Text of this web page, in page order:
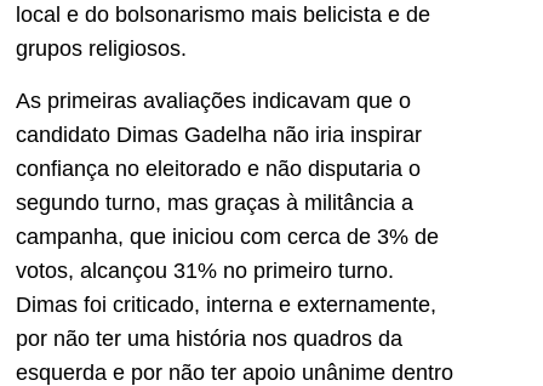
local e do bolsonarismo mais belicista e de
grupos religiosos.
As primeiras avaliações indicavam que o
candidato Dimas Gadelha não iria inspirar
confiança no eleitorado e não disputaria o
segundo turno, mas graças à militância a
campanha, que iniciou com cerca de 3% de
votos, alcançou 31% no primeiro turno.
Dimas foi criticado, interna e externamente,
por não ter uma história nos quadros da
esquerda e por não ter apoio unânime dentro